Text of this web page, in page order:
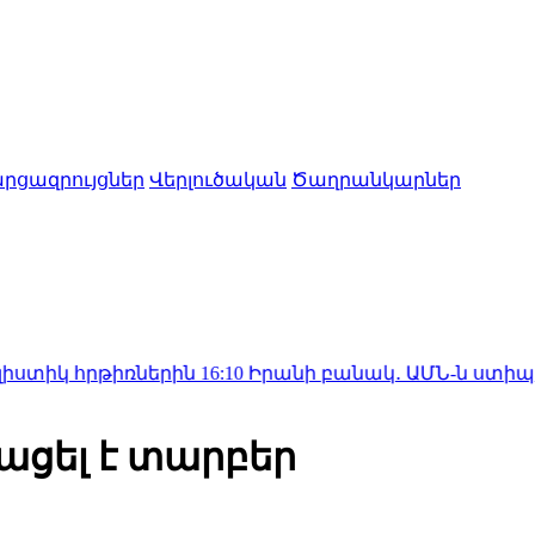
Վերլուծական Ծաղրանկարներ
16:10Իրանի բանակ․ ԱՄՆ-ն ստիպված կլինի
է տարբեր